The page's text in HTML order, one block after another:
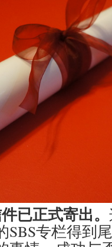
已正式寄出。
SBS专栏得到